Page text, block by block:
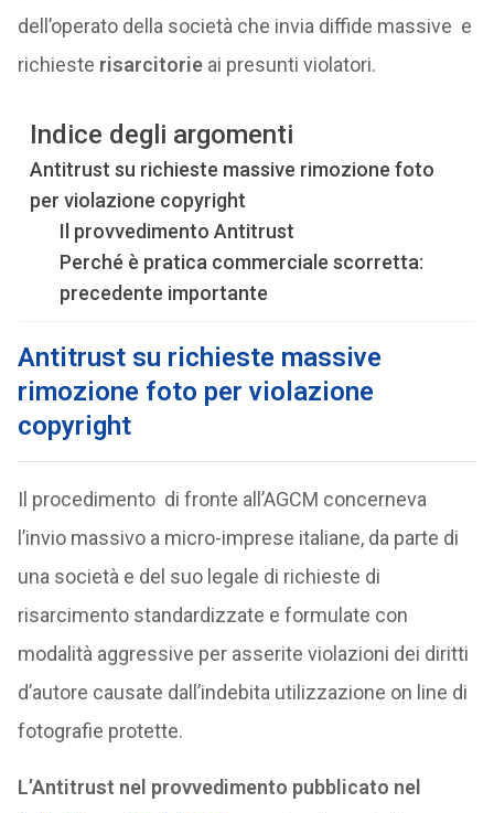
dell’operato della società che invia diffide massive e
richieste risarcitorieai presunti violatori.
Indice degli argomenti
Antitrust su richieste massive rimozione foto
per violazione copyright
Il provvedimento Antitrust
Perché è pratica commerciale scorretta:
precedente importante
Antitrust su richieste massive
rimozione foto per violazione
copyright
Il procedimento di fronte all’AGCM concerneva
l’invio massivo a micro-imprese italiane, da parte di
una società e del suo legale di richieste di
risarcimento standardizzate e formulate con
modalità aggressive per asserite violazioni dei diritti
d’autore causate dall’indebita utilizzazione on line di
fotografie protette.
L’Antitrust nel provvedimento pubblicato nel